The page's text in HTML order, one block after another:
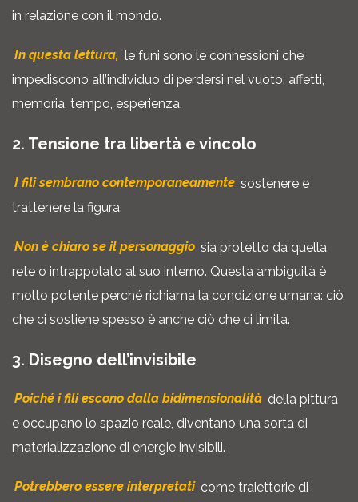
in relazione con il mondo.
In questa lettura, le funi sono le connessioni che
impediscono all’individuo di perdersi nel vuoto: affetti,
memoria, tempo, esperienza.
2. Tensione tra libertà e vincolo
I fili sembrano contemporaneamente sostenere e
trattenere la figura.
Non è chiaro se il personaggio sia protetto da quella
rete o intrappolato al suo interno. Questa ambiguità è
molto potente perché richiama la condizione umana: ciò
che ci sostiene spesso è anche ciò che ci limita.
3. Disegno dell’invisibile
Poiché i fili escono dalla bidimensionalità della pittura
e occupano lo spazio reale, diventano una sorta di
materializzazione di energie invisibili.
Potrebbero essere interpretati come traiettorie di